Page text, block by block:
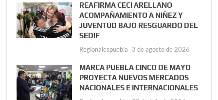
REAFIRMA CECI ARELLANO
ACOMPAÑAMIENTO A NIÑEZ Y
JUVENTUD BAJO RESGUARDO DEL
SEDIF
Regionalespuebla 3 de agosto de 2026
MARCA PUEBLA CINCO DE MAYO
PROYECTA NUEVOS MERCADOS
NACIONALES E INTERNACIONALES